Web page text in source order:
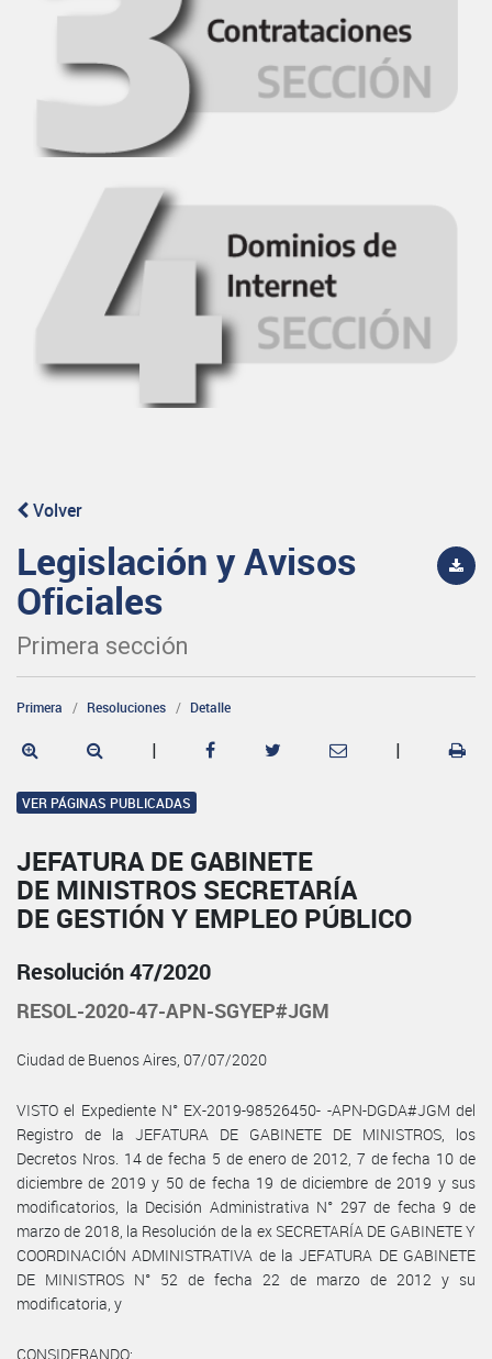
Volver
Legislación y Avisos
Oficiales
Primera sección
Primera Resoluciones Detalle
| |
VER PÁGINAS PUBLICADAS
JEFATURA DE GABINETE
DE MINISTROS SECRETARÍA
DE GESTIÓN Y EMPLEO PÚBLICO
Resolución 47/2020
RESOL-2020-47-APN-SGYEP#JGM
Ciudad de Buenos Aires, 07/07/2020
VISTO el Expediente N° EX-2019-98526450- -APN-DGDA#JGM del
Registro de la JEFATURA DE GABINETE DE MINISTROS, los
Decretos Nros. 14 de fecha 5 de enero de 2012, 7 de fecha 10 de
diciembre de 2019 y 50 de fecha 19 de diciembre de 2019 y sus
modificatorios, la Decisión Administrativa N° 297 de fecha 9 de
marzo de 2018, la Resolución de la ex SECRETARÍA DE GABINETE Y
COORDINACIÓN ADMINISTRATIVA de la JEFATURA DE GABINETE
DE MINISTROS N° 52 de fecha 22 de marzo de 2012 y su
modificatoria, y
CONSIDERANDO: